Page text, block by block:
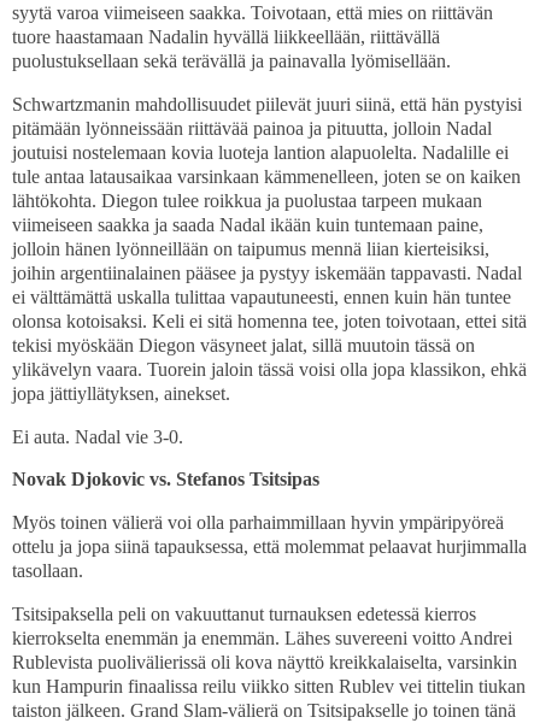
syytä varoa viimeiseen saakka. Toivotaan, että mies on riittävän
tuore haastamaan Nadalin hyvällä liikkeellään, riittävällä
puolustuksellaan sekä terävällä ja painavalla lyömisellään.
Schwartzmanin mahdollisuudet piilevät juuri siinä, että hän pystyisi
pitämään lyönneissään riittävää painoa ja pituutta, jolloin Nadal
joutuisi nostelemaan kovia luoteja lantion alapuolelta. Nadalille ei
tule antaa latausaikaa varsinkaan kämmenelleen, joten se on kaiken
lähtökohta. Diegon tulee roikkua ja puolustaa tarpeen mukaan
viimeiseen saakka ja saada Nadal ikään kuin tuntemaan paine,
jolloin hänen lyönneillään on taipumus mennä liian kierteisiksi,
joihin argentiinalainen pääsee ja pystyy iskemään tappavasti. Nadal
ei välttämättä uskalla tulittaa vapautuneesti, ennen kuin hän tuntee
olonsa kotoisaksi. Keli ei sitä homenna tee, joten toivotaan, ettei sitä
tekisi myöskään Diegon väsyneet jalat, sillä muutoin tässä on
ylikävelyn vaara. Tuorein jaloin tässä voisi olla jopa klassikon, ehkä
jopa jättiyllätyksen, ainekset.
Ei auta. Nadal vie 3-0.
Novak Djokovic vs. Stefanos Tsitsipas
Myös toinen välierä voi olla parhaimmillaan hyvin ympäripyöreä
ottelu ja jopa siinä tapauksessa, että molemmat pelaavat hurjimmalla
tasollaan.
Tsitsipaksella peli on vakuuttanut turnauksen edetessä kierros
kierrokselta enemmän ja enemmän. Lähes suvereeni voitto Andrei
Rublevista puolivälierissä oli kova näyttö kreikkalaiselta, varsinkin
kun Hampurin finaalissa reilu viikko sitten Rublev vei tittelin tiukan
taiston jälkeen. Grand Slam-välierä on Tsitsipakselle jo toinen tänä